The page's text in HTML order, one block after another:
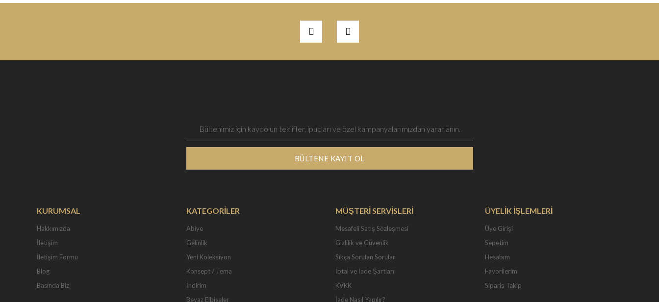
BÜLTENE KAYIT OL
KURUMSAL
Hakkımızda
İletişim
İletişim Formu
Blog
Basında Biz
KATEGORİLER
Abiye
Gelinlik
Yeni Koleksiyon
Konsept / Tema
İndirim
Beyaz Elbiseler
MÜŞTERİ SERVİSLERİ
Mesafeli Satış Sözleşmesi
Gizlilik ve Güvenlik
Sıkça Sorulan Sorular
İptal ve İade Şartları
KVKK
İade Nasıl Yapılır?
ÜYELİK İŞLEMLERİ
Üye Girişi
Sepetim
Hesabım
Favorilerim
Sipariş Takip